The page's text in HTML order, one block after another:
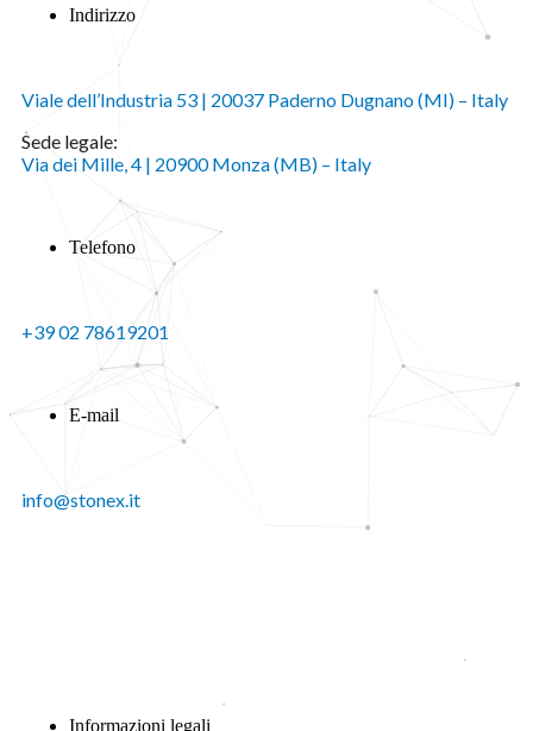
Indirizzo
Viale dell’Industria 53 | 20037 Paderno Dugnano (MI) – Italy
Sede legale:
Via dei Mille, 4 | 20900 Monza (MB) – Italy
Telefono
+39 02 78619201
E-mail
info@stonex.it
Informazioni legali